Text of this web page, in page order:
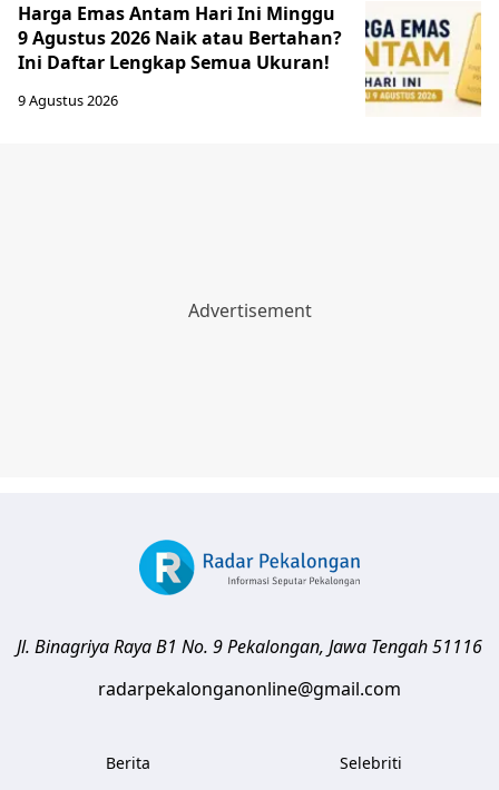
Harga Emas Antam Hari Ini Minggu
9 Agustus 2026 Naik atau Bertahan?
Ini Daftar Lengkap Semua Ukuran!
9 Agustus 2026
Jl. Binagriya Raya B1 No. 9Pekalongan, Jawa Tengah51116
radarpekalonganonline@gmail.com
Berita
Selebriti